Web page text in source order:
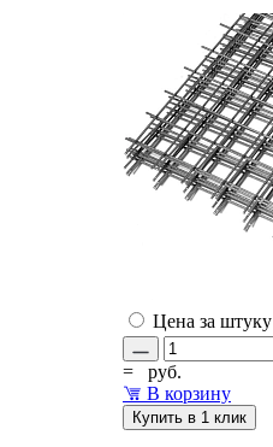
Цена за штуку
=
руб.
В корзину
Купить в 1 клик